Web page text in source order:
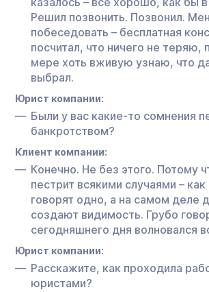
Решил позвонить. Позвонил.
побеседовать – бесплатная
посчитал, что ничего не теряю,
мере хоть вживую узнаю, что
выбрал.
Юрист компании:
Были у вас какие-то сомнения
банкротством?
Клиент компании:
Конечно. Не без этого. Потому
пестрит всякими случаями –
говорят одно, а на самом деле
создают видимость. Грубо
сегодняшнего дня волновался
Юрист компании:
Расскажите, как проходила
юристами?